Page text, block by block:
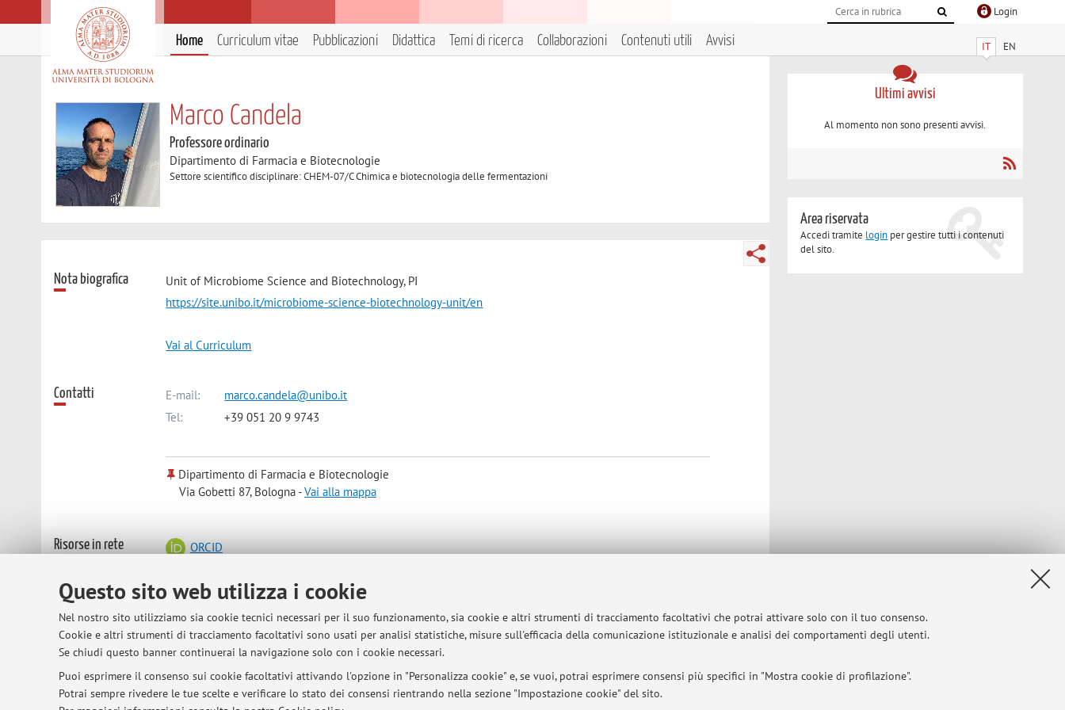
Questo sito web utilizza i cookie
Nel nostro sito utilizziamo sia cookie tecnici necessari per il suo funzionamento, sia cookie e altri strumenti di tracciamento facoltativi che potrai attivare solo con il tuo consenso.
Cookie e altri strumenti di tracciamento facoltativi sono usati per analisi statistiche, misure sull'efficacia della comunicazione istituzionale e analisi dei comportamenti degli utenti.
Se chiudi questo banner continuerai la navigazione solo con i cookie necessari.
Puoi esprimere il consenso sui cookie facoltativi attivando l'opzione in "Personalizza cookie" e, se vuoi, potrai esprimere consensi più specifici in "Mostra cookie di profilazione".
Potrai sempre rivedere le tue scelte e verificare lo stato dei consensi rientrando nella sezione "Impostazione cookie" del sito.
Login
IT EN
Home Curriculum vitae Pubblicazioni Didattica Temi di ricerca Collaborazioni Contenuti utili Avvisi
Marco Candela
Professore ordinario
Dipartimento di Farmacia e Biotecnologie
Settore scientifico disciplinare: CHEM-07/C Chimica e biotecnologia delle fermentazioni
Nota biografica
Unit of Microbiome Science and Biotechnology, PI
https://site.unibo.it/microbiome-science-biotechnology-unit/en
Vai al Curriculum
Contatti E-mail:
marco.candela@unibo.it
Tel:
+39 051 20 9 9743
Dipartimento di Farmacia e Biotecnologie
Via Gobetti 87, Bologna -Vai alla mappa
Risorse in rete ORCID
Orario di ricevimento
Department of Pharmacy and Biotechnology (FaBiT)
UE 5, Navile District
Ultimi avvisi
Al momento non sono presenti avvisi.
Area riservata
Accedi tramite login per gestire tutti i contenuti
del sito.